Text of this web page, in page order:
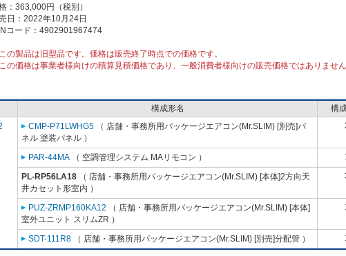
：363,000円（税別）
日：2022年10月24日
コード：4902901967474
の製品は旧型品です。価格は販売終了時点での価格です。
の価格は事業者様向けの積算見積価格であり、一般消費者様向けの販売価格ではありませ
構成形名
構
CMP-P71LWHG5 （ 店舗・事務所用パッケージエアコン(Mr.SLIM) [別売]パ
ネル 塗装パネル ）
PAR-44MA （ 空調管理システム MAリモコン ）
PL-RP56LA18 （ 店舗・事務所用パッケージエアコン(Mr.SLIM) [本体]2方向天
井カセット形室内 ）
PUZ-ZRMP160KA12 （ 店舗・事務所用パッケージエアコン(Mr.SLIM) [本体]
室外ユニット スリムZR ）
SDT-111R8 （ 店舗・事務所用パッケージエアコン(Mr.SLIM) [別売]分配管 ）